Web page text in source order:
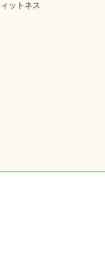
ットネス